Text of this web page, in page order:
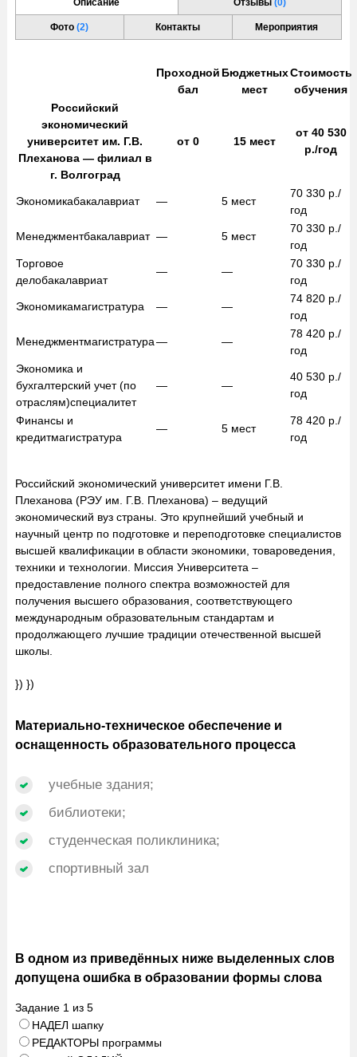
Описание Отзывы (0)
Фото(2) Контакты Мероприятия
Проходной
бал
Бюджетных
мест
Стоимость
обучения
Российский
экономический
университет им. Г.В.
Плеханова — филиал в
г. Волгоград
от0 15 мест
от40 530
р./год
Экономикабакалавриат — 5 мест
70 330 р./
год
Менеджментбакалавриат — 5 мест
70 330 р./
год
Торговое
делобакалавриат
— —
70 330 р./
год
Экономикамагистратура — —
74 820 р./
год
Менеджментмагистратура— —
78 420 р./
год
Экономика и
бухгалтерский учет (по
отраслям)специалитет
— —
40 530 р./
год
Финансы и
кредитмагистратура
— 5 мест
78 420 р./
год
Российский экономический университет имени Г.В.
Плеханова (РЭУ им. Г.В. Плеханова) – ведущий
экономический вуз страны. Это крупнейший учебный и
научный центр по подготовке и переподготовке специалистов
высшей квалификации в области экономики, товароведения,
техники и технологии. Миссия Университета –
предоставление полного спектра возможностей для
получения высшего образования, соответствующего
международным образовательным стандартам и
продолжающего лучшие традиции отечественной высшей
школы.
}) })
Материально-техническое обеспечение и
оснащенность образовательного процесса
учебные здания;
библиотеки;
студенческая поликлиника;
спортивный зал
В одном из приведённых ниже выделенных слов
допущена ошибка в образовании формы слова
Задание 1 из 5
НАДЕЛ шапку
РЕДАКТОРЫ программы